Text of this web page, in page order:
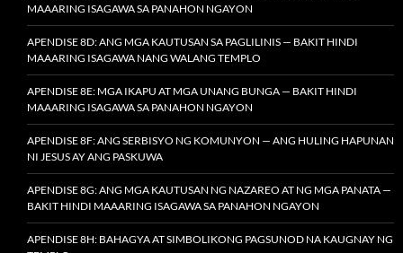
MAAARING ISAGAWA SA PANAHON NGAYON
APENDISE 8D: ANG MGA KAUTUSAN SA PAGLILINIS — BAKIT HINDI
MAAARING ISAGAWA NANG WALANG TEMPLO
APENDISE 8E: MGA IKAPU AT MGA UNANG BUNGA — BAKIT HINDI
MAAARING ISAGAWA SA PANAHON NGAYON
APENDISE 8F: ANG SERBISYO NG KOMUNYON — ANG HULING HAPUNAN
NI JESUS AY ANG PASKUWA
APENDISE 8G: ANG MGA KAUTUSAN NG NAZAREO AT NG MGA PANATA —
BAKIT HINDI MAAARING ISAGAWA SA PANAHON NGAYON
APENDISE 8H: BAHAGYA AT SIMBOLIKONG PAGSUNOD NA KAUGNAY NG